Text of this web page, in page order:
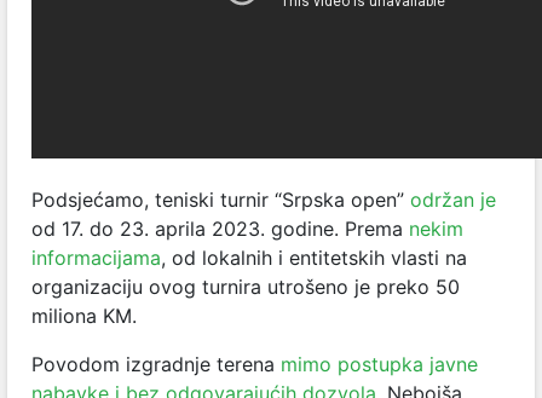
Podsjećamo, teniski turnir “Srpska open” održan je
od 17. do 23. aprila 2023. godine. Prema nekim
informacijama, od lokalnih i entitetskih vlasti na
organizaciju ovog turnira utrošeno je preko 50
miliona KM.
Povodom izgradnje terena mimo postupka javne
nabavke i bez odgovarajućih dozvola , Nebojša